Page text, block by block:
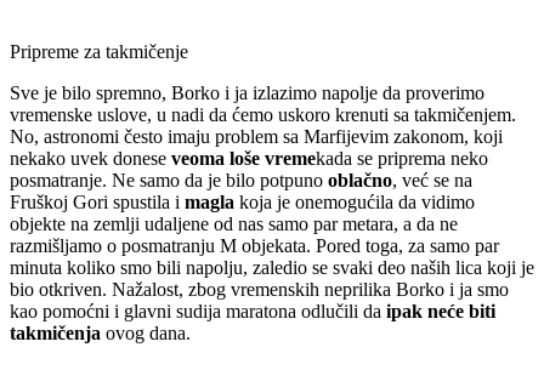
Pripreme za takmičenje
Sve je bilo spremno, Borko i ja izlazimo napolje da proverimo
vremenske uslove, u nadi da ćemo uskoro krenuti sa takmičenjem.
No, astronomi često imaju problem sa Marfijevim zakonom, koji
nekako uvek donese veoma loše vremekada se priprema neko
posmatranje. Ne samo da je bilo potpuno oblačno, već se na
Fruškoj Gori spustila i magla koja je onemogućila da vidimo
objekte na zemlji udaljene od nas samo par metara, a da ne
razmišljamo o posmatranju M objekata. Pored toga, za samo par
minuta koliko smo bili napolju, zaledio se svaki deo naših lica koji je
bio otkriven. Nažalost, zbog vremenskih neprilika Borko i ja smo
kao pomoćni i glavni sudija maratona odlučili da ipak neće biti
takmičenja ovog dana.